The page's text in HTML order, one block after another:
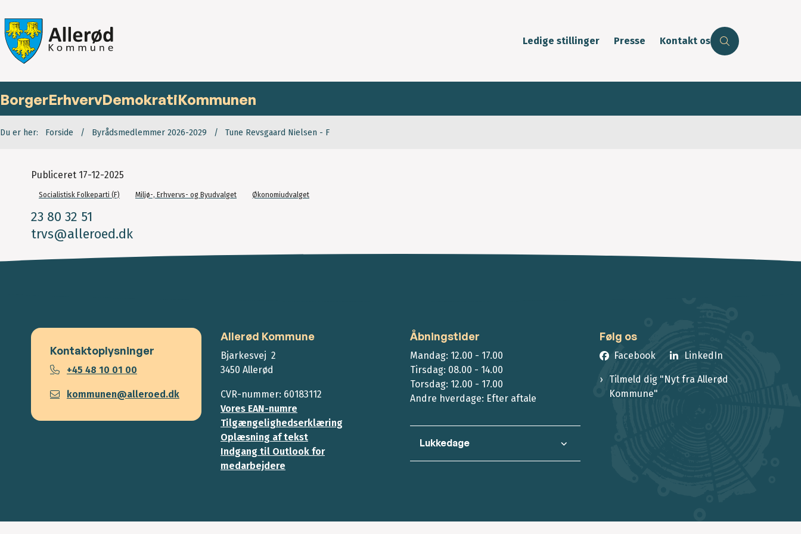
Ledige stillinger Presse Kontakt os
BorgerErhvervDemokratiKommunen
Du er her: Forside Byrådsmedlemmer 2026-2029 Tune Revsgaard Nielsen - F
Publiceret 17-12-2025
Socialistisk Folkeparti (F) Miljø-, Erhvervs- og Byudvalget Økonomiudvalget
23 80 32 51
trvs@alleroed.dk
Kontaktoplysninger
+45 48 10 01 00
kommunen@alleroed.dk
Allerød Kommune
Bjarkesvej 2
3450 Allerød
CVR-nummer: 60183112
Vores EAN-numre
Tilgængelighedserklæring
Oplæsning af tekst
Indgang til Outlook for
medarbejdere
Åbningstider
Mandag: 12.00 - 17.00
Tirsdag: 08.00 - 14.00
Torsdag: 12.00 - 17.00
Andre hverdage: Efter aftale
Lukkedage
Følg os
Facebook LinkedIn
Tilmeld dig "Nyt fra Allerød
Kommune"